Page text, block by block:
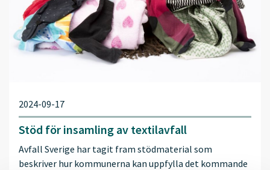
2024-09-17
Stöd för insamling av textilavfall
Avfall Sverige har tagit fram stödmaterial som
beskriver hur kommunerna kan uppfylla det kommande